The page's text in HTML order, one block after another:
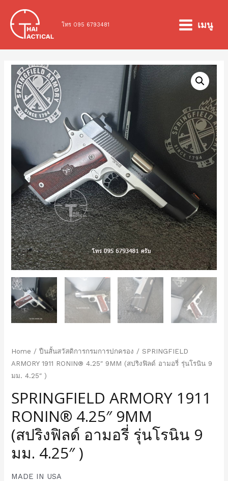
content
โทร 095 6793481
MAIN
MENU
เมนู
Home /ปืนสั้นสวัสดิการกรมการปกครอง / SPRINGFIELD
ARMORY 1911 RONIN® 4.25″ 9MM (สปริงฟิลด์ อามอรี่ รุ่นโรนิน 9
มม. 4.25″ )
SPRINGFIELD ARMORY 1911
RONIN® 4.25″ 9MM
(สปริงฟิลด์ อามอรี่ รุ่นโรนิน 9
มม. 4.25″ )
MADE IN USA